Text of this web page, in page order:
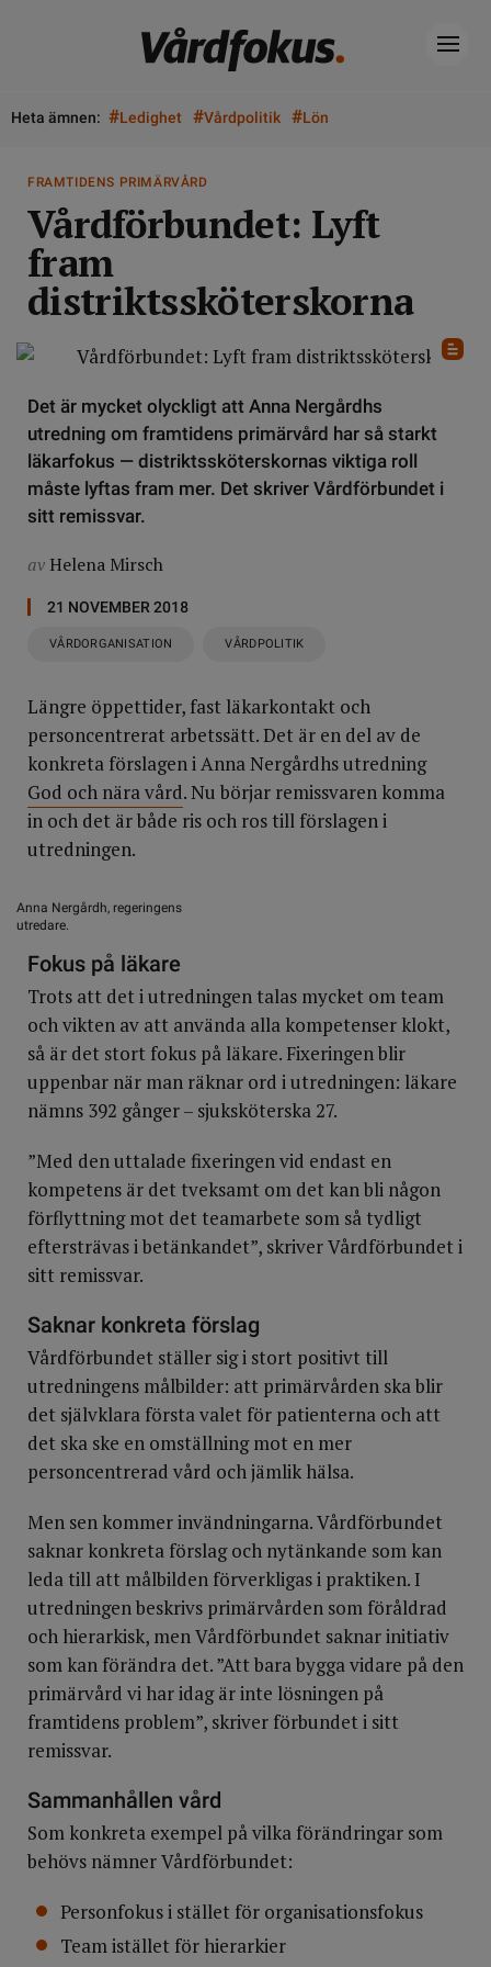
Heta ämnen: #Ledighet #Vårdpolitik #Lön
FRAMTIDENS PRIMÄRVÅRD
Vårdförbundet: Lyft
fram
distriktssköterskorna
Det är mycket olyckligt att Anna Nergårdhs
utredning om framtidens primärvård har så starkt
läkarfokus — distriktssköterskornas viktiga roll
måste lyftas fram mer. Det skriver Vårdförbundet i
sitt remissvar.
av Helena Mirsch
21 NOVEMBER 2018
VÅRDORGANISATION VÅRDPOLITIK
Längre öppettider, fast läkarkontakt och
personcentrerat arbetssätt. Det är en del av de
konkreta förslagen i Anna Nergårdhs utredning
God och nära vård. Nu börjar remissvaren komma
in och det är både ris och ros till förslagen i
utredningen.
Anna Nergårdh, regeringens
utredare.
Fokus på läkare
Trots att det i utredningen talas mycket om team
och vikten av att använda alla kompetenser klokt,
så är det stort fokus på läkare. Fixeringen blir
uppenbar när man räknar ord i utredningen: läkare
nämns 392 gånger – sjuksköterska 27.
”Med den uttalade fixeringen vid endast en
kompetens är det tveksamt om det kan bli någon
förflyttning mot det teamarbete som så tydligt
eftersträvas i betänkandet”, skriver Vårdförbundet i
sitt remissvar.
Saknar konkreta förslag
Vårdförbundet ställer sig i stort positivt till
utredningens målbilder: att primärvården ska blir
det självklara första valet för patienterna och att
det ska ske en omställning mot en mer
personcentrerad vård och jämlik hälsa.
Men sen kommer invändningarna. Vårdförbundet
saknar konkreta förslag och nytänkande som kan
leda till att målbilden förverkligas i praktiken. I
utredningen beskrivs primärvården som föråldrad
och hierarkisk, men Vårdförbundet saknar initiativ
som kan förändra det. ”Att bara bygga vidare på den
primärvård vi har idag är inte lösningen på
framtidens problem”, skriver förbundet i sitt
remissvar.
Sammanhållen vård
Som konkreta exempel på vilka förändringar som
behövs nämner Vårdförbundet:
Personfokus i stället för organisationsfokus
Team istället för hierarkier